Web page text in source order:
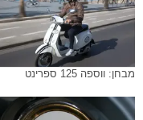
מבחן: ווספה 125 ספרינט